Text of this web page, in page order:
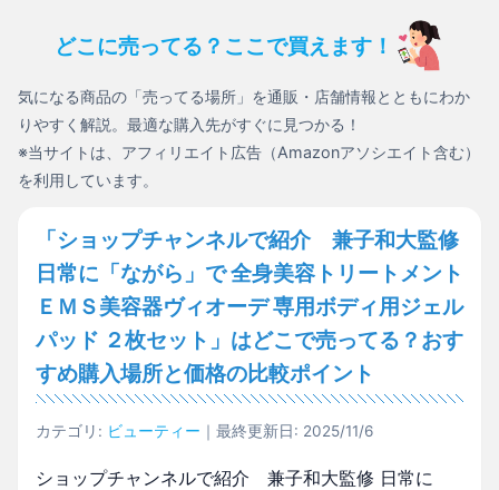
どこに売ってる？ここで買えます！
気になる商品の「売ってる場所」を通販・店舗情報とともにわか
りやすく解説。最適な購入先がすぐに見つかる！
※当サイトは、アフィリエイト広告（Amazonアソシエイト含む）
を利用しています。
「ショップチャンネルで紹介 兼子和大監修
日常に「ながら」で 全身美容トリートメント
ＥＭＳ美容器ヴィオーデ 専用ボディ用ジェル
パッド ２枚セット」はどこで売ってる？おす
すめ購入場所と価格の比較ポイント
カテゴリ: ビューティー ｜最終更新日: 2025/11/6
ショップチャンネルで紹介 兼子和大監修 日常に